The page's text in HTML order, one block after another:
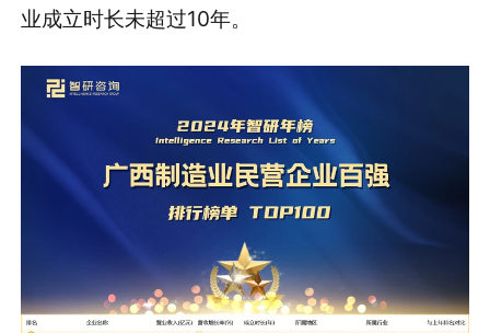
业成立时长未超过10年。